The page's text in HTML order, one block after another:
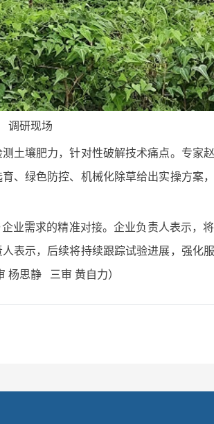
调研现场
土壤肥力，针对性破解技术痛点。专家
、绿色防控、机械化除草给出实操方案
业需求的精准对接。企业负责人表示，
表示，后续将持续跟踪试验进展，强化
思静 三审 黄自力）